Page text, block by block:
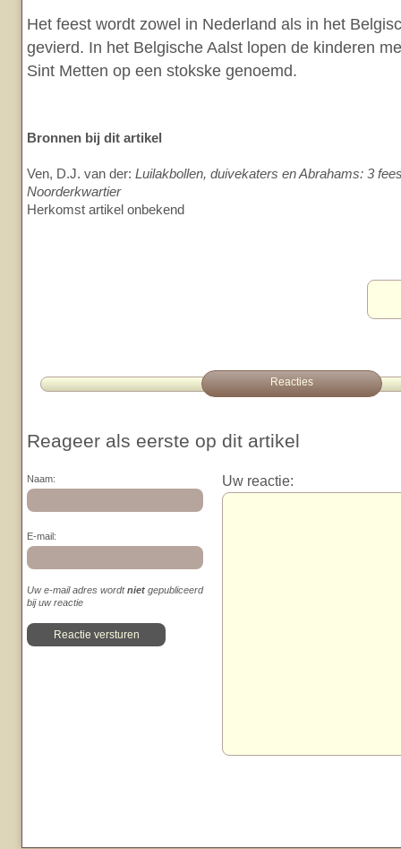
Het feest wordt zowel in Nederland als in het
gevierd. In het Belgische Aalst lopen de kinderen
Sint Metten op een stokske genoemd.
Bronnen bij dit artikel
Ven, D.J. van der: Luilakbollen, duivekaters en Abrahams: 3
Noorderkwartier
Herkomst artikel onbekend
Reacties
Reageer als eerste op dit artikel
Naam:
E-mail:
Uw e-mail adres wordtniet gepubliceerd
bij uw reactie
Uw reactie: